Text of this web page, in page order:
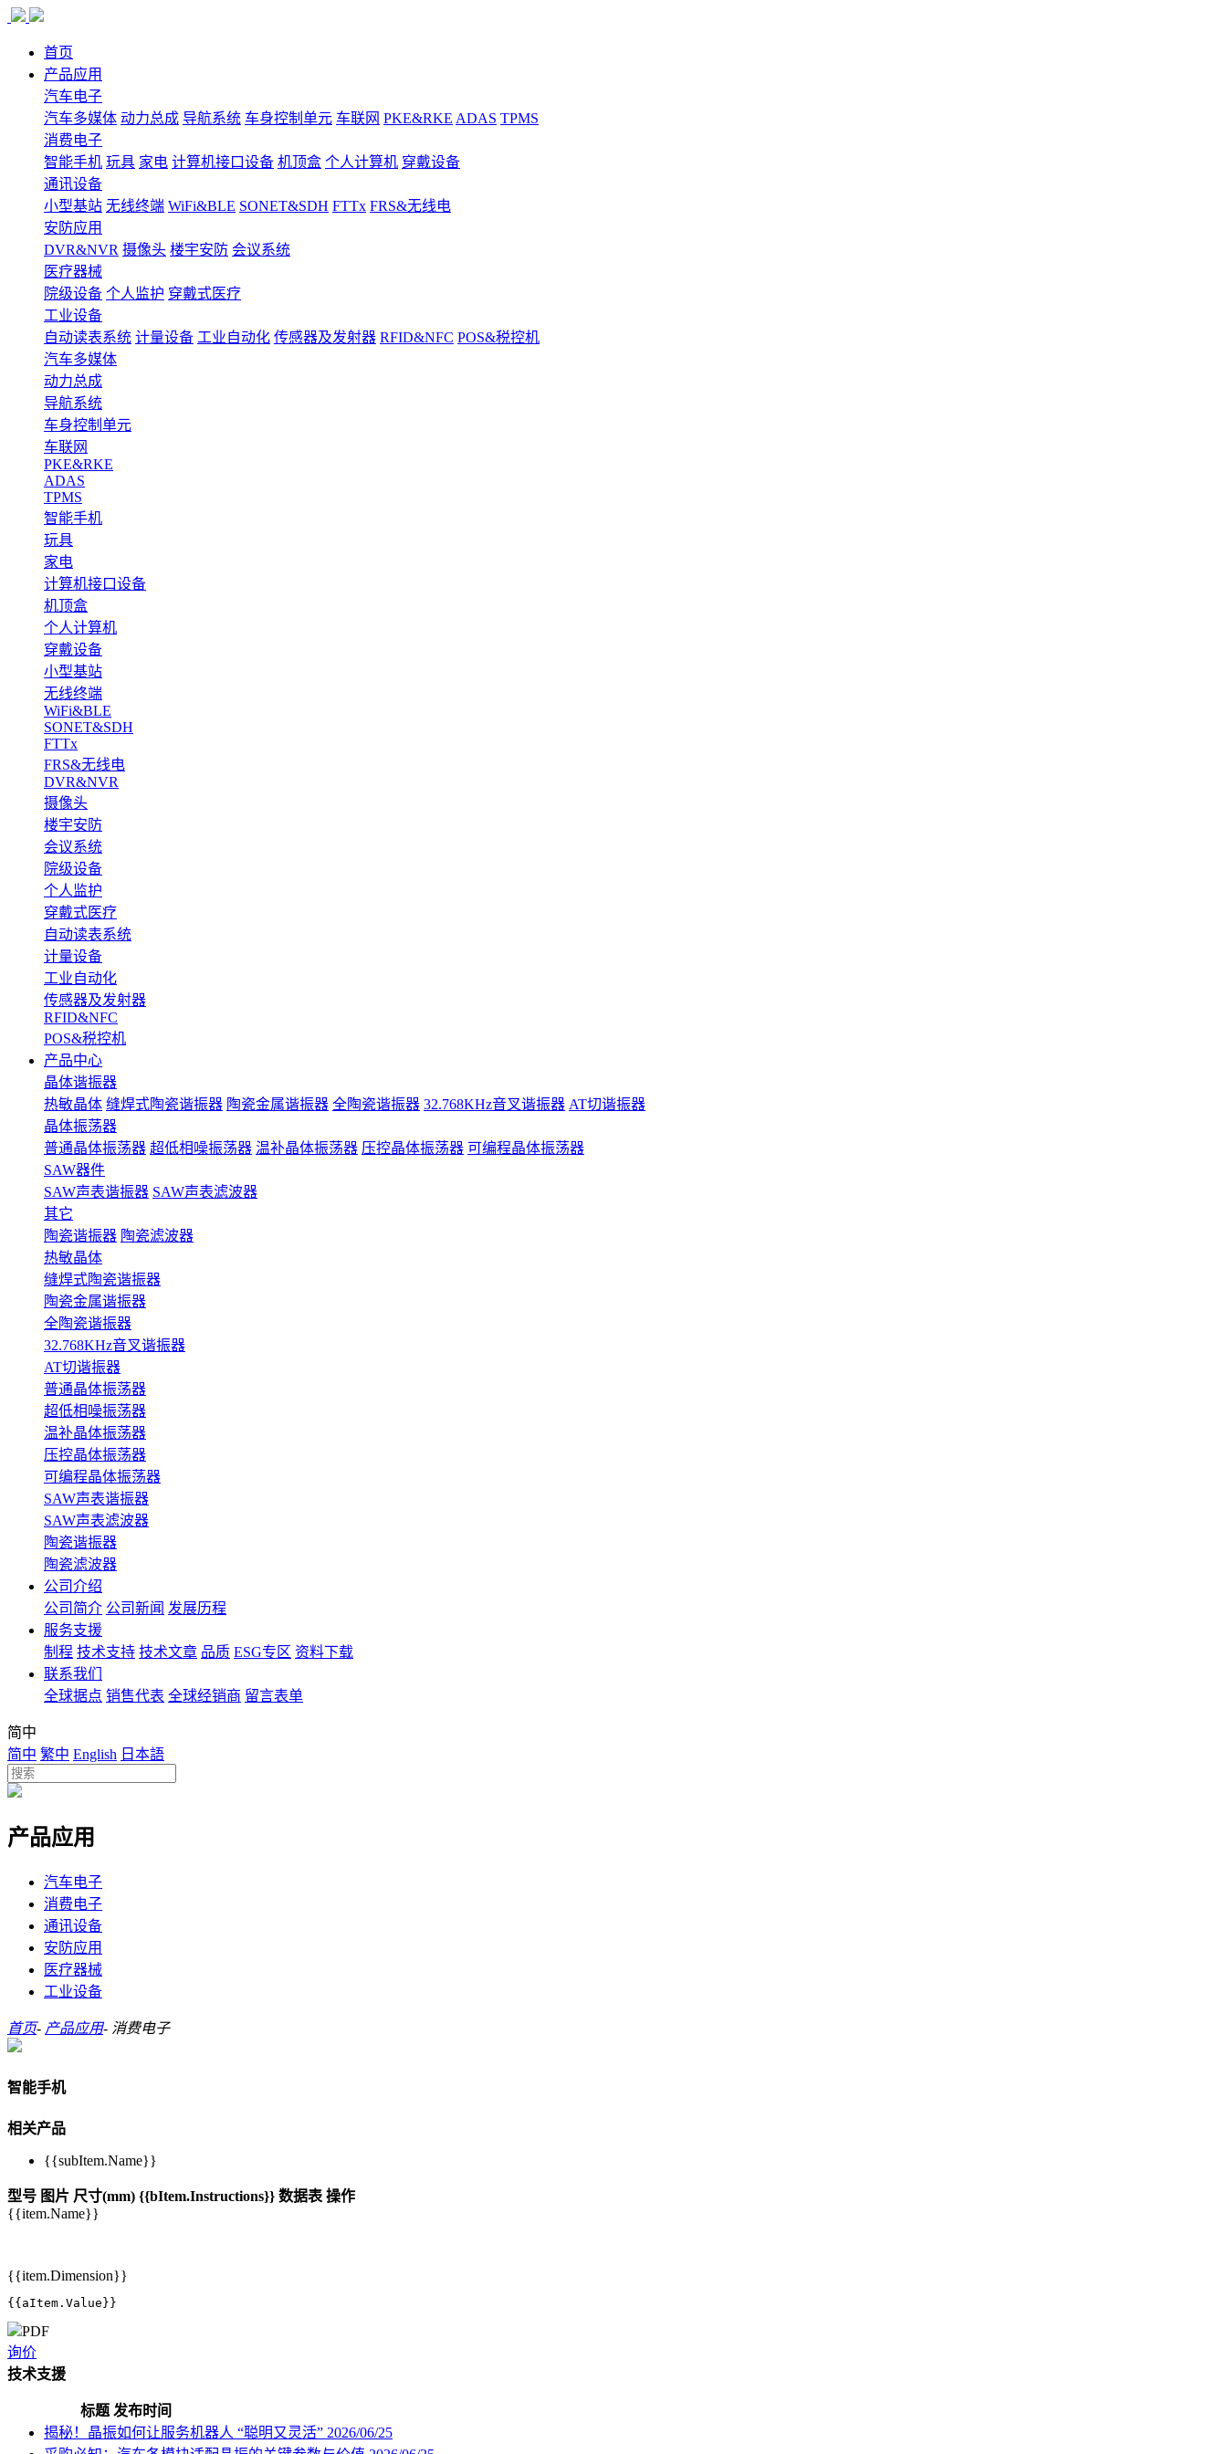
首页
产品应用
汽车电子
汽车多媒体 动力总成 导航系统 车身控制单元 车联网 PKE&RKE ADAS TPMS
消费电子
智能手机 玩具 家电 计算机接口设备 机顶盒 个人计算机 穿戴设备
通讯设备
小型基站 无线终端 WiFi&BLE SONET&SDH FTTx FRS&无线电
安防应用
DVR&NVR 摄像头 楼宇安防 会议系统
医疗器械
院级设备 个人监护 穿戴式医疗
工业设备
自动读表系统 计量设备 工业自动化 传感器及发射器 RFID&NFC POS&税控机
汽车多媒体
动力总成
导航系统
车身控制单元
车联网
PKE&RKE
ADAS
TPMS
智能手机
玩具
家电
计算机接口设备
机顶盒
个人计算机
穿戴设备
小型基站
无线终端
WiFi&BLE
SONET&SDH
FTTx
FRS&无线电
DVR&NVR
摄像头
楼宇安防
会议系统
院级设备
个人监护
穿戴式医疗
自动读表系统
计量设备
工业自动化
传感器及发射器
RFID&NFC
POS&税控机
产品中心
晶体谐振器
热敏晶体 缝焊式陶瓷谐振器 陶瓷金属谐振器 全陶瓷谐振器 32.768KHz音叉谐振器 AT切谐振器
晶体振荡器
普通晶体振荡器 超低相噪振荡器 温补晶体振荡器 压控晶体振荡器 可编程晶体振荡器
SAW器件
SAW声表谐振器 SAW声表滤波器
其它
陶瓷谐振器 陶瓷滤波器
热敏晶体
缝焊式陶瓷谐振器
陶瓷金属谐振器
全陶瓷谐振器
32.768KHz音叉谐振器
AT切谐振器
普通晶体振荡器
超低相噪振荡器
温补晶体振荡器
压控晶体振荡器
可编程晶体振荡器
SAW声表谐振器
SAW声表滤波器
陶瓷谐振器
陶瓷滤波器
公司介绍
公司简介 公司新闻 发展历程
服务支援
制程 技术支持 技术文章 品质 ESG专区 资料下载
联系我们
全球据点 销售代表 全球经销商 留言表单
简中
简中 繁中 English 日本語
产品应用
汽车电子
消费电子
通讯设备
安防应用
医疗器械
工业设备
首页- 产品应用- 消费电子
智能手机
相关产品
{{subItem.Name}}
型号 图片 尺寸(mm) {{bItem.Instructions}} 数据表 操作
{{item.Name}}
{{item.Dimension}}
{{aItem.Value}}
PDF
询价
技术支援
标题 发布时间
揭秘！晶振如何让服务机器人 “聪明又灵活” 2026/06/25